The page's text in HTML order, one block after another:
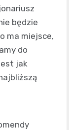
będzie
ma miejsce,
do
jak